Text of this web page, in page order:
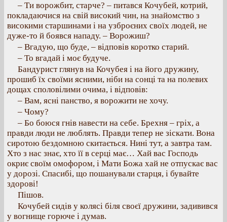
– Ти ворожбит, старче? – питався Кочубей, котрий,
покладаючися на свій високий чин, на знайомство з
високими старшинами і на узброєних своїх людей, не
дуже-то й боявся нападу. – Ворожиш?
– Вгадую, що буде, – відповів коротко старий.
– То вгадай і моє будуче.
Бандурист глянув на Кочубея і на його дружину,
прошиб їх своїми ясними, ніби на сонці та на полевих
дощах споловілими очима, і відповів:
– Вам, ясні панство, я ворожити не хочу.
– Чому?
– Бо боюся гнів навести на себе. Брехня – гріх, а
правди люди не люблять. Правди тепер не зіскати. Вона
сиротою бездомною скитається. Нині тут, а завтра там.
Хто з нас знає, хто її в серці має… Хай вас Господь
окриє своїм омофором, і Мати Божа хай не отпускає вас
у дорозі. Спасибі, що пошанували старця, і бувайте
здорові!
Пішов.
Кочубей сидів у колясі біля своєї дружини, задивився
у вогнище горюче і думав.